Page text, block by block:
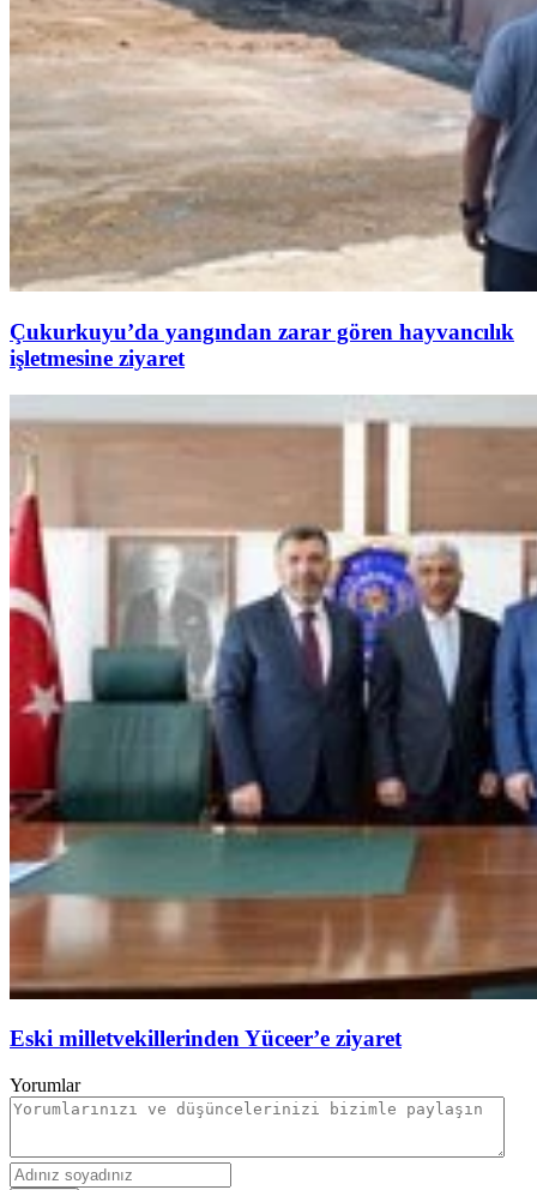
Çukurkuyu’da yangından zarar gören hayvancılık
işletmesine ziyaret
Eski milletvekillerinden Yüceer’e ziyaret
Yorumlar